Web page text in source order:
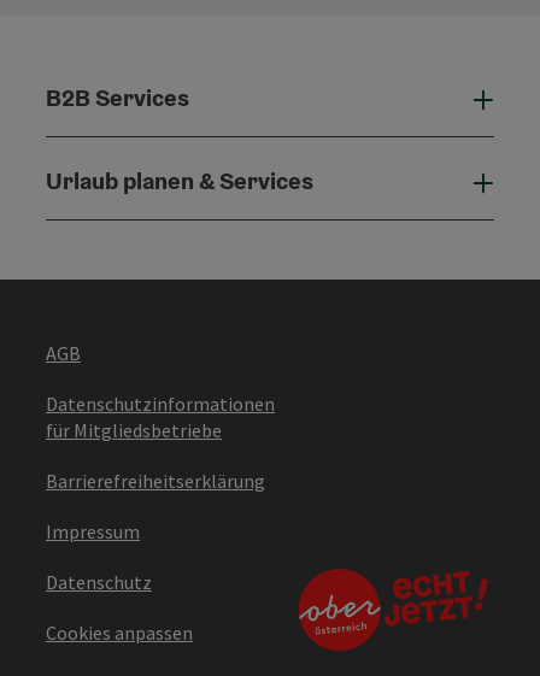
B2B Services
Urlaub planen & Services
AGB
Datenschutzinformationen
für Mitgliedsbetriebe
Barrierefreiheitserklärung
Impressum
Datenschutz
Cookies anpassen